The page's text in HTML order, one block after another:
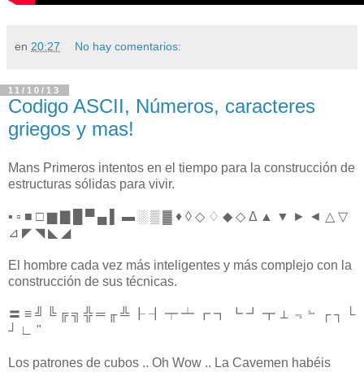
en 20:27 No hay comentarios:
11/10/13
Codigo ASCII, Números, caracteres
griegos y mas!
Mans Primeros intentos en el tiempo para la construcción de
estructuras sólidas para vivir.
▪ ▫ ■ □ ▆ ▇ █ ▀ ▄ ▌ ▬ ░ ▒ ▓ ♦ ◊ ◇ ♢ ◆ ◇ Δ ▲ ▼ ► ◄ △ ▽
⊿ ◤ ◥ ◣ ◢
El hombre cada vez más inteligentes y más complejo con la
construcción de sus técnicas.
〓 ≡ ╝ ╚ ╔ ╗ ╬ ═ ╓ ╩ ┠ ┨ ┯ ┷ ┏ ┓ ┗ ┛ ┳ ⊥ ﹃﹄ ┌ ┐ └
┘ ∟ "
Los patrones de cubos .. Oh Wow .. La Cavemen habéis